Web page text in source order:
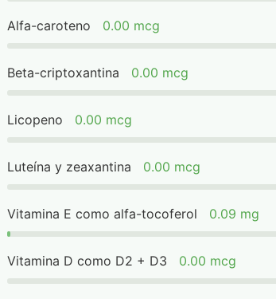
Alfa-caroteno 0.00 mcg
Beta-criptoxantina 0.00 mcg
Licopeno 0.00 mcg
Luteína y zeaxantina 0.00 mcg
Vitamina E como alfa-tocoferol 0.09 mg
Vitamina D como D2 + D3 0.00 mcg